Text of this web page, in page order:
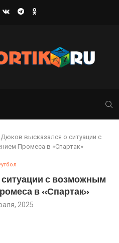
Дюков высказался о ситуации с
Промеса в «Спартак»
с возможным
в «Спартак»
2025